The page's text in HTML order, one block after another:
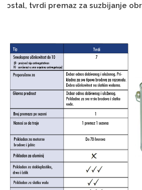
Costal, tvrdi premaz za suzbijanje